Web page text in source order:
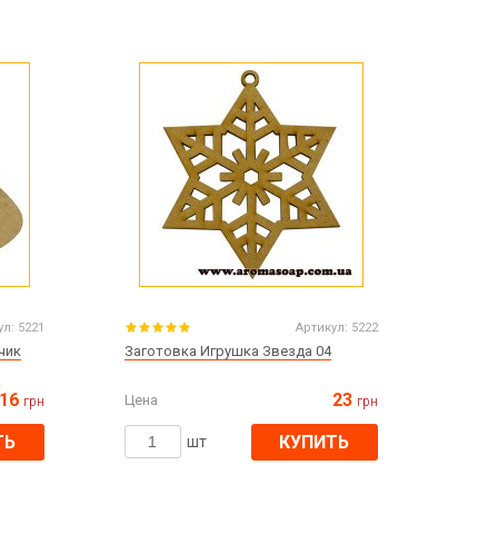
Все для аромасаше и аромадифузоров
Тара для косметики оптом
Мыльная основа оптом
Базовые масла жидкие и баттеры оптом
5221
16 грн
Артикул: 5222
Заготовка Игрушка Звезда 04
Цена 23 грн
шт КУПИТЬ